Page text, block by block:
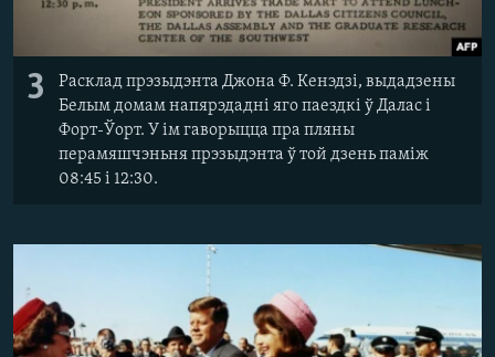
3
Расклад прэзыдэнта Джона Ф. Кенэдзі, выдадзены
Белым домам напярэдадні яго паездкі ў Далас і
Форт-Ўорт. У ім гаворыцца пра пляны
перамяшчэньня прэзыдэнта ў той дзень паміж
08:45 і 12:30.